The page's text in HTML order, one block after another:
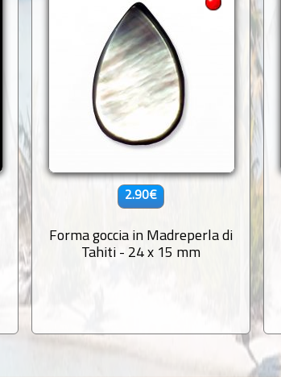
2.90€
Forma goccia in Madreperla di
Tahiti - 24 x 15 mm